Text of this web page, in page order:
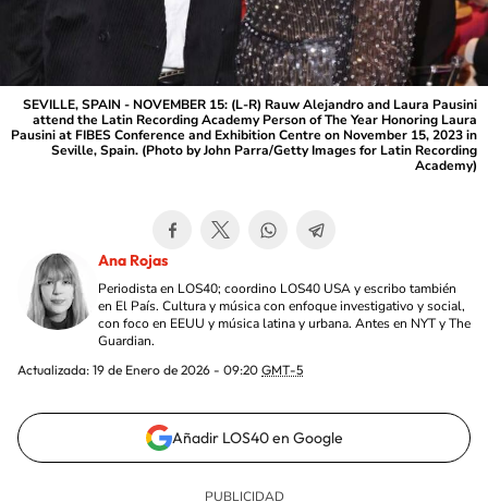
SEVILLE, SPAIN - NOVEMBER 15: (L-R) Rauw Alejandro and Laura Pausini
attend the Latin Recording Academy Person of The Year Honoring Laura
Pausini at FIBES Conference and Exhibition Centre on November 15, 2023 in
Seville, Spain. (Photo by John Parra/Getty Images for Latin Recording
Academy)
Ana Rojas
Periodista en LOS40; coordino LOS40 USA y escribo también
en El País. Cultura y música con enfoque investigativo y social,
con foco en EEUU y música latina y urbana. Antes en NYT y The
Guardian.
Actualizada: 19 de Enero de 2026 - 09:20 GMT-5
Añadir LOS40 en Google